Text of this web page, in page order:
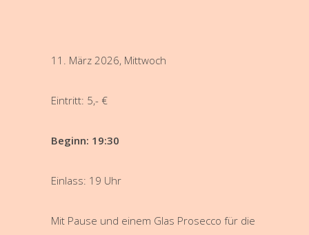
11. März 2026, Mittwoch
Eintritt: 5,- €
Beginn: 19:30
Einlass: 19 Uhr
Mit Pause und einem Glas Prosecco für die